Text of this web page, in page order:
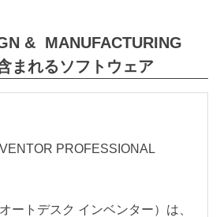
& MANUFACTURING
まれるソフトウェア
PROFESSIONAL
ートデスク インベンター）は、